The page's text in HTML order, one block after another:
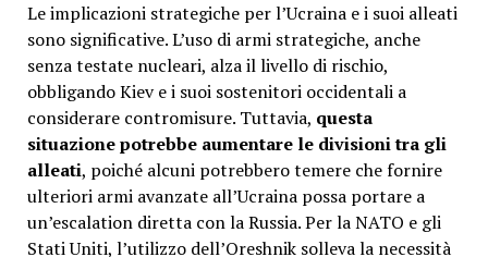
Le implicazioni strategiche per l’Ucraina e i suoi alleati
sono significative. L’uso di armi strategiche, anche
senza testate nucleari, alza il livello di rischio,
obbligando Kiev e i suoi sostenitori occidentali a
considerare contromisure. Tuttavia, questa
situazione potrebbe aumentare le divisioni tra gli
alleati, poiché alcuni potrebbero temere che fornire
ulteriori armi avanzate all’Ucraina possa portare a
un’escalation diretta con la Russia. Per la NATO e gli
Stati Uniti, l’utilizzo dell’Oreshnik solleva la necessità